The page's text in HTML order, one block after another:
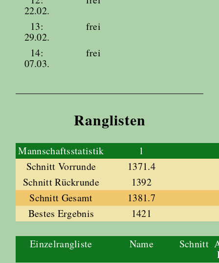
22.02.
13:
29.02.
frei
14:
07.03.
frei
Ranglisten
Mannschaftsstatistik
1
Schnitt Vorrunde
1371.4
Schnitt Rückrunde
1392
Schnitt Gesamt
1381.7
Bestes Ergebnis
1421
Einzelrangliste Name Schnitt